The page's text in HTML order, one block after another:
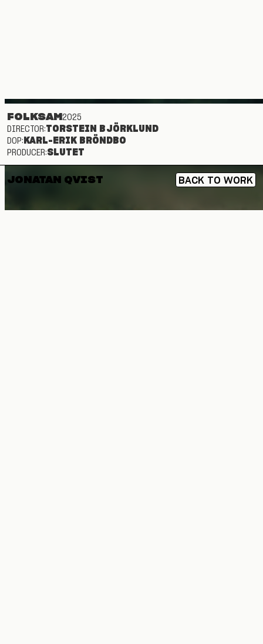
FOLKSAM2025
DIRECTOR:TORSTEIN BJÖRKLUND
DOP:KARL-ERIK BRÖNDBO
PRODUCER:SLUTET
JONATAN QVIST BACK TO WORK